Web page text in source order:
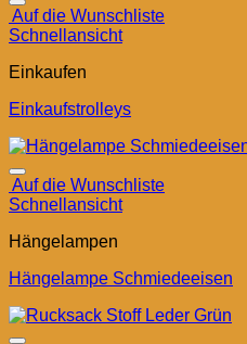
Auf die Wunschliste
Schnellansicht
Einkaufen
Einkaufstrolleys
Auf die Wunschliste
Schnellansicht
Hängelampen
Hängelampe Schmiedeeisen